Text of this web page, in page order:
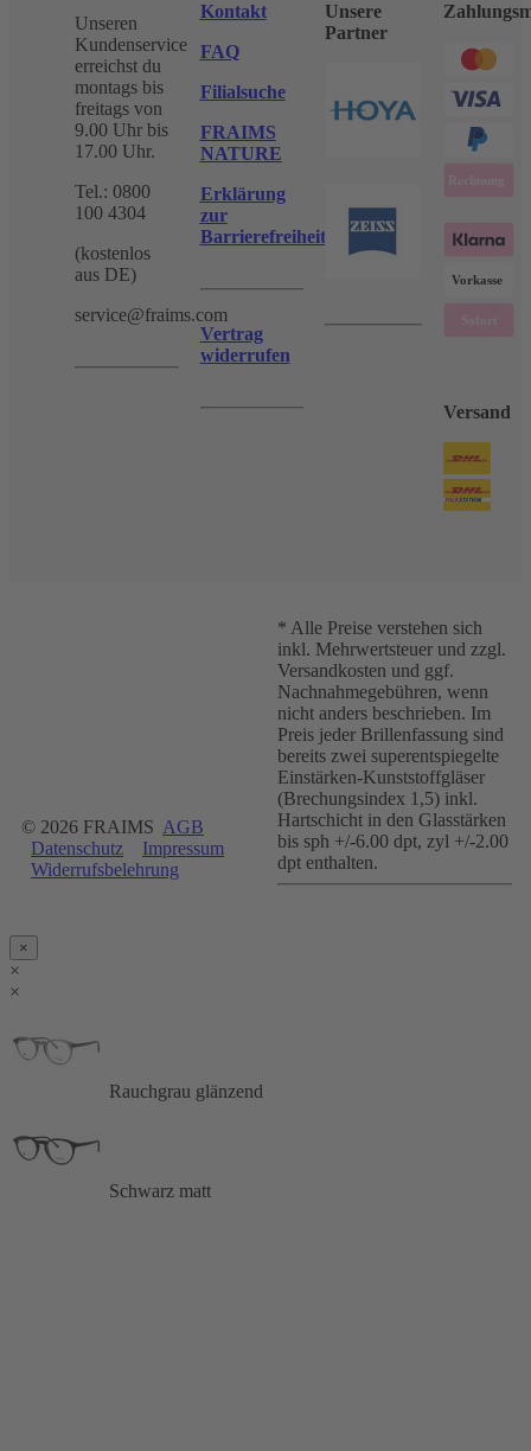
Unseren
Kundenservice
erreichst du
montags bis
freitags von
9.00 Uhr bis
17.00 Uhr.
Tel.: 0800
100 4304
(kostenlos
aus DE)
service@fraims.com
Kontakt
FAQ
Filialsuche
FRAIMS
NATURE
Erklärung
zur
Barrierefreiheit
Vertrag
widerrufen
Unsere
Partner
Versand
© 2026 FRAIMS AGB
Datenschutz
Impressum
Widerrufsbelehrung
* Alle Preise verstehen sich
inkl. Mehrwertsteuer und zzgl.
Versandkosten und ggf.
Nachnahmegebühren, wenn
nicht anders beschrieben. Im
Preis jeder Brillenfassung sind
bereits zwei superentspiegelte
Einstärken-Kunststoffgläser
(Brechungsindex 1,5) inkl.
Hartschicht in den Glasstärken
bis sph +/-6.00 dpt, zyl +/-2.00
dpt enthalten.
×
×
×
Rauchgrau glänzend
Schwarz matt